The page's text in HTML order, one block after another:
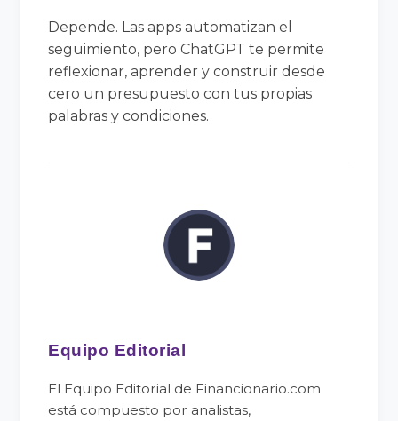
Depende. Las apps automatizan el
seguimiento, pero ChatGPT te permite
reflexionar, aprender y construir desde
cero un presupuesto con tus propias
palabras y condiciones.
Equipo Editorial
El Equipo Editorial de Financionario.com
está compuesto por analistas,